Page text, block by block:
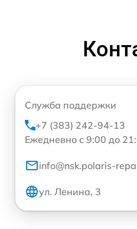
Служба поддержки
+7 (383) 242-94-13
Ежедневно с 9:00 до
info@nsk.polaris-
ул. Ленина, 3